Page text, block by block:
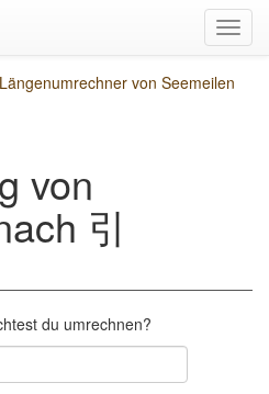
Längenumrechner von Seemeilen
von
引
du umrechnen?